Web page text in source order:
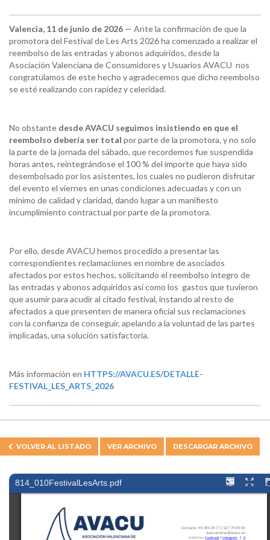
Valencia, 11 de junio de 2026 — Ante la confirmación de que la
promotora del Festival de Les Arts 2026 ha comenzado a realizar el
reembolso de las entradas y abonos adquiridos, desde la
Asociación Valenciana de Consumidores y Usuarios AVACU nos
congratulamos de este hecho y agradecemos que dicho reembolso
se esté realizando con rapidez y celeridad.
No obstante desde AVACU seguimos insistiendo en que el
reembolso debería ser total por parte de la promotora, y no solo
la parte de la jornada del sábado, que recordemos fue suspendida
horas antes, reintegrándose el 100 % del importe que haya sido
desembolsado por los asistentes, los cuales no pudieron disfrutar
del evento el viernes en unas condiciones adecuadas y con un
mínimo de calidad y claridad, dando lugar a un manifiesto
incumplimiento contractual por parte de la promotora.
Por ello, desde AVACU hemos procedido a presentar las
correspondientes reclamaciones en nombre de asociados
afectados por estos hechos, solicitando el reembolso íntegro de
las entradas y abonos adquiridos así como los gastos que tuvieron
que asumir para acudir al citado festival, instando al resto de
afectados a que presenten de manera oficial sus reclamaciones
con la confianza de conseguir, apelando a la voluntad de las partes
implicadas, una solución satisfactoria.
Más información en HTTPS://AVACU.ES/DETALLE-
FESTIVAL_LES_ARTS_2026
VOLVER AL LISTADO VER ARCHIVO DESCARGAR ARCHIVO